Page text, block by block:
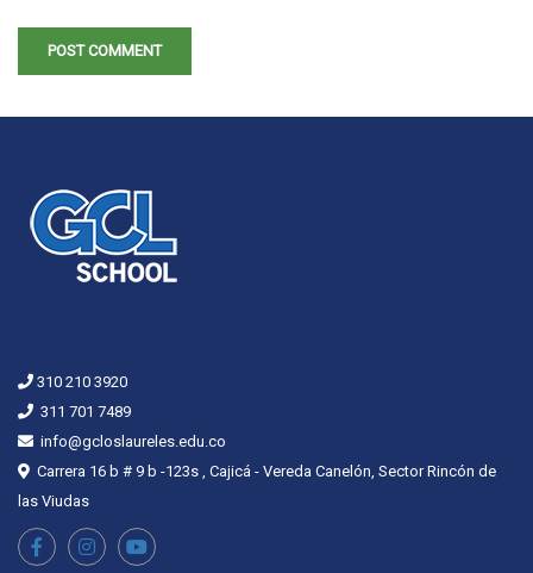
310 210 3920
311 701 7489
info@gcloslaureles.edu.co
Carrera 16 b # 9 b -123s , Cajicá - Vereda Canelón, Sector Rincón de
las Viudas